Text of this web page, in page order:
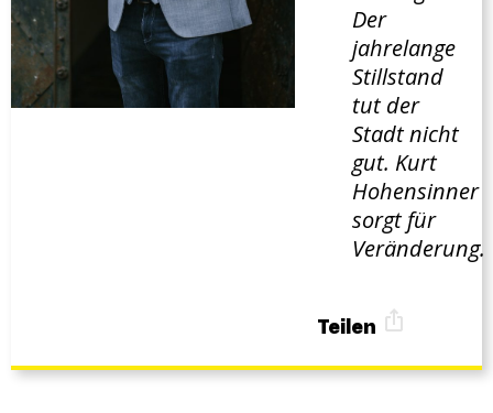
Der
jahrelange
Stillstand
tut der
Stadt nicht
gut. Kurt
Hohensinner
sorgt für
Veränderung.
Teilen